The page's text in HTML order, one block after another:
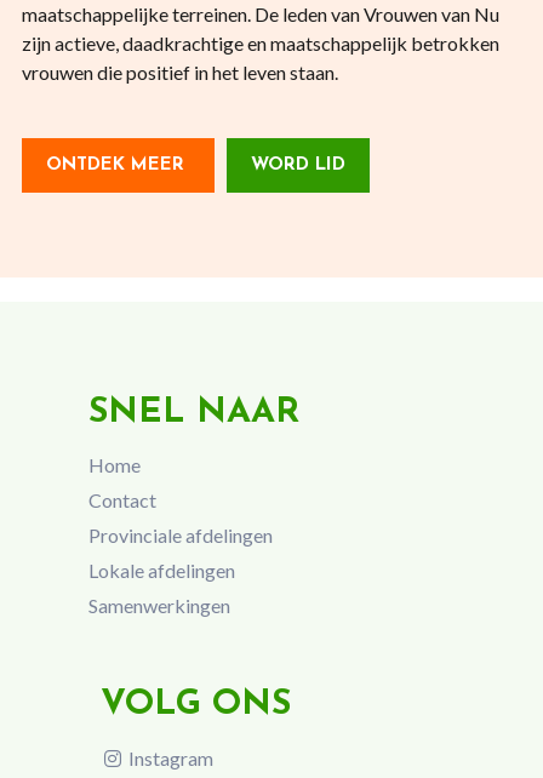
maatschappelijke terreinen. De leden van Vrouwen van Nu
zijn actieve, daadkrachtige en maatschappelijk betrokken
vrouwen die positief in het leven staan.
ONTDEK MEER WORD LID
SNEL NAAR
Home
Contact
Provinciale afdelingen
Lokale afdelingen
Samenwerkingen
VOLG ONS
Instagram